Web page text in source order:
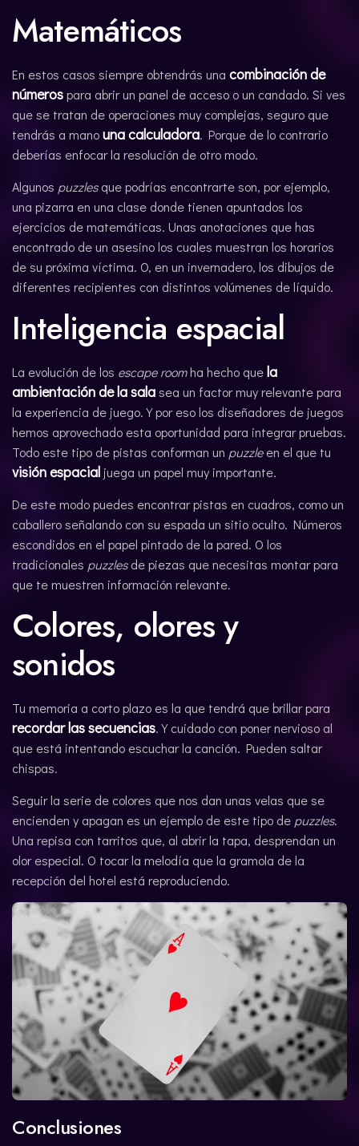
Matemáticos
En estos casos siempre obtendrás una combinación de
númerospara abrir un panel de acceso o un candado. Si ves
que se tratan de operaciones muy complejas, seguro que
tendrás a manouna calculadora. Porque de lo contrario
deberías enfocar la resolución de otro modo.
Algunos puzzlesque podrías encontrarte son, por ejemplo,
una pizarra en una clase donde tienen apuntados los
ejercicios de matemáticas. Unas anotaciones que has
encontrado de un asesino los cuales muestran los horarios
de su próxima víctima. O, en un invernadero, los dibujos de
diferentes recipientes con distintos volúmenes de líquido.
Inteligencia espacial
La evolución de los escape roomha hecho quela
ambientación de la salasea un factor muy relevante para
la experiencia de juego. Y por eso los diseñadores de juegos
hemos aprovechado esta oportunidad para integrar pruebas.
Todo este tipo de pistas conforman un puzzleen el que tu
visión espacial juega un papel muy importante.
De este modo puedes encontrar pistas en cuadros, como un
caballero señalando con su espada un sitio oculto. Números
escondidos en el papel pintado de la pared. O los
tradicionales puzzlesde piezas que necesitas montar para
que te muestren información relevante.
Colores, olores y
sonidos
Tu memoria a corto plazo es la que tendrá que brillar para
recordar las secuencias. Y cuidado con poner nervioso al
que está intentando escuchar la canción. Pueden saltar
chispas.
Seguir la serie de colores que nos dan unas velas que se
encienden y apagan es un ejemplo de este tipo de puzzles.
Una repisa con tarritos que, al abrir la tapa, desprendan un
olor especial. O tocar la melodía que la gramola de la
recepción del hotel está reproduciendo.
Conclusiones